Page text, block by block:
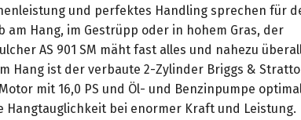
und perfektes Handling sprechen für
am Hang, im Gestrüpp oder in hohem Gras, der
AS 901 SM mäht fast alles und nahezu
Hang ist der verbaute 2-Zylinder Briggs &
mit 16,0 PS und Öl- und Benzinpumpe
Hangtauglichkeit bei enormer Kraft und Leistung.